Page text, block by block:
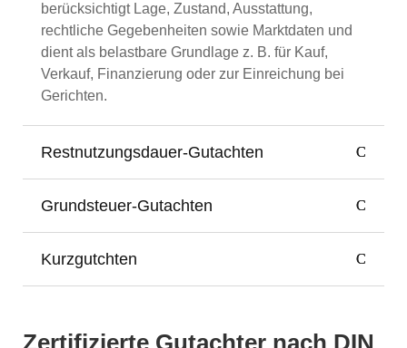
berücksichtigt Lage, Zustand, Ausstattung,
rechtliche Gegebenheiten sowie Marktdaten und
dient als belastbare Grundlage z. B. für Kauf,
Verkauf, Finanzierung oder zur Einreichung bei
Gerichten.
Restnutzungsdauer-Gutachten
Grundsteuer-Gutachten
Kurzgutchten